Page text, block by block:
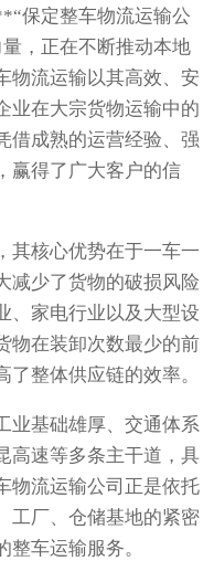
保定整车物流运输公
，正在不断推动本地
物流运输以其高效、安
业在大宗货物运输中的
借成熟的运营经验、强
赢得了广大客户的信
其核心优势在于一车一
减少了货物的破损风险
、家电行业以及大型设
物在装卸次数最少的前
整体供应链的效率。
业基础雄厚、交通体系
高速等多条主干道，具
物流运输公司正是依托
工厂、仓储基地的紧密
车运输服务。